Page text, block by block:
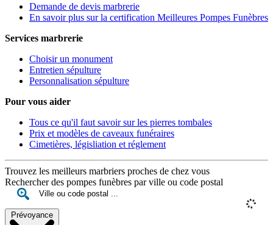
Demande de devis marbrerie
En savoir plus sur la certification Meilleures Pompes Funèbres
Services marbrerie
Choisir un monument
Entretien sépulture
Personnalisation sépulture
Pour vous aider
Tous ce qu'il faut savoir sur les pierres tombales
Prix et modèles de caveaux funéraires
Cimetières, législiation et réglement
Trouvez les meilleurs marbriers proches de chez vous
Rechercher des pompes funèbres par ville ou code postal
Prévoyance